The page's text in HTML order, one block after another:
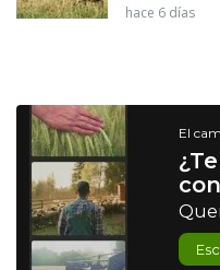
hace 6 días
El